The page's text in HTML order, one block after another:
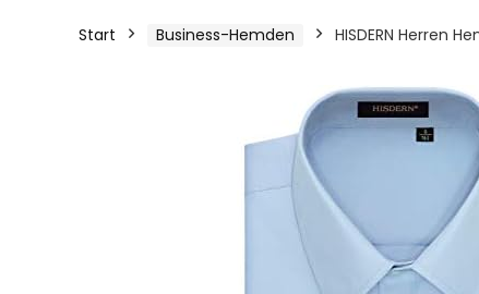
Start Business-Hemden HISDERN Herren